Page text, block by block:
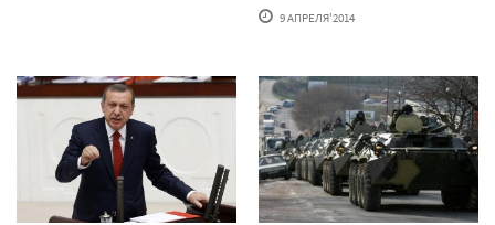
9 АПРЕЛЯ'2014